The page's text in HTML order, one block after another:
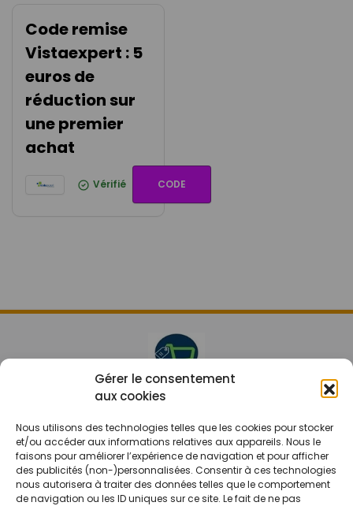
Gérer le consentement
aux cookies
Nous utilisons des technologies telles que les cookies pour stocker
et/ou accéder aux informations relatives aux appareils. Nous le
faisons pour améliorer l’expérience de navigation et pour afficher
des publicités (non-)personnalisées. Consentir à ces technologies
nous autorisera à traiter des données telles que le comportement
de navigation ou les ID uniques sur ce site. Le fait de ne pas
Code remise
Vistaexpert : 5
euros de
réduction sur
une premier
achat
Vérifié CODE
Le prix peut être réduit !
Mes Bons
FAQ
Qui sommes nous
Bonnes affaires
Code réduction
Bons plans